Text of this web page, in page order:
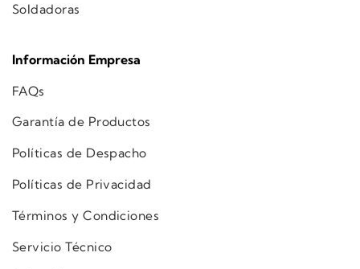
Soldadoras
Información Empresa
FAQs
Garantía de Productos
Políticas de Despacho
Políticas de Privacidad
Términos y Condiciones
Servicio Técnico